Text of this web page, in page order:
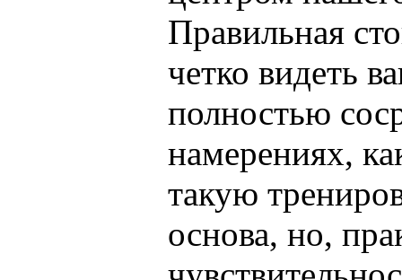
Правильная
четко видеть
полностью
намерениях,
такую
основа, но,